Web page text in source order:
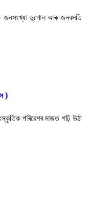
জনসংখ্যা ভূগোল আৰু জনবসতি
)
পৰিৱেশৰ মাজত গঢ়ি উঠা